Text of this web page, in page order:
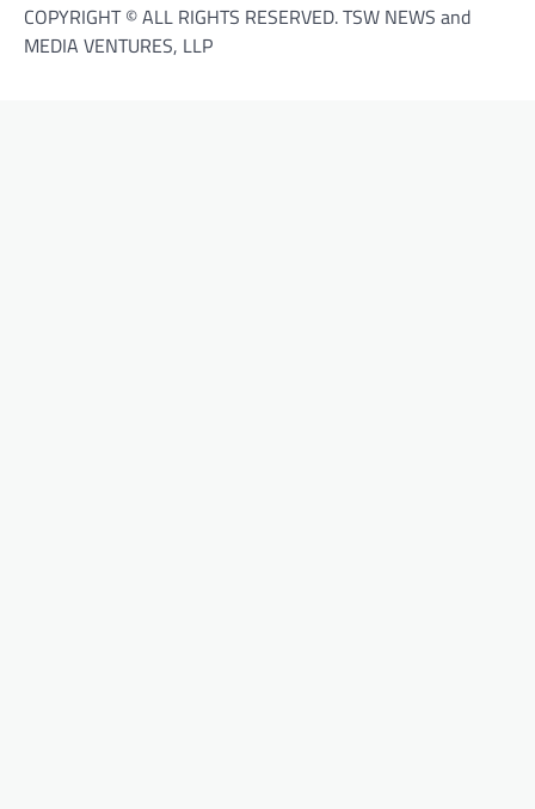
COPYRIGHT © ALL RIGHTS RESERVED. TSW NEWS and
MEDIA VENTURES, LLP